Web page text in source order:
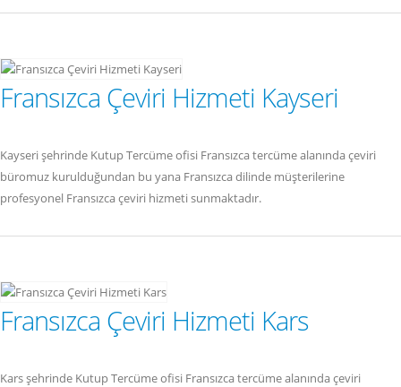
Fransızca Çeviri Hizmeti Kayseri
Kayseri şehrinde Kutup Tercüme ofisi Fransızca tercüme alanında çeviri
büromuz kurulduğundan bu yana Fransızca dilinde müşterilerine
profesyonel Fransızca çeviri hizmeti sunmaktadır.
Fransızca Çeviri Hizmeti Kars
Kars şehrinde Kutup Tercüme ofisi Fransızca tercüme alanında çeviri